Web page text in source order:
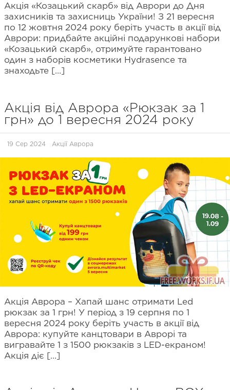
Акція «Козацький скарб» від Аврори до Дня
захисників та захисниць України! З 21 вересня
по 12 жовтня 2024 року беріть участь в акції від
Аврори: придбайте акційні подарункові набори
«Козацький скарб», отримуйте гарантовано
один з наборів косметики Hydrasence та
знаходьте […]
Акція від Аврора «Рюкзак за 1
грн» до 1 вересня 2024 року
19 Сер 2024 Акції Аврора
Акція Аврора – Хапай шанс отримати Led
рюкзак за 1 грн! У період з 19 серпня по 1
вересня 2024 року беріть участь в акції від
Аврора: купуйте канцтовари в Аврорі та
вигравайте 1 з 1500 рюкзаків з LED-екраном!
Акція діє […]